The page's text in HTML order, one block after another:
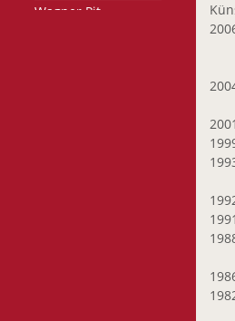
Wagner Pit
2001
1991